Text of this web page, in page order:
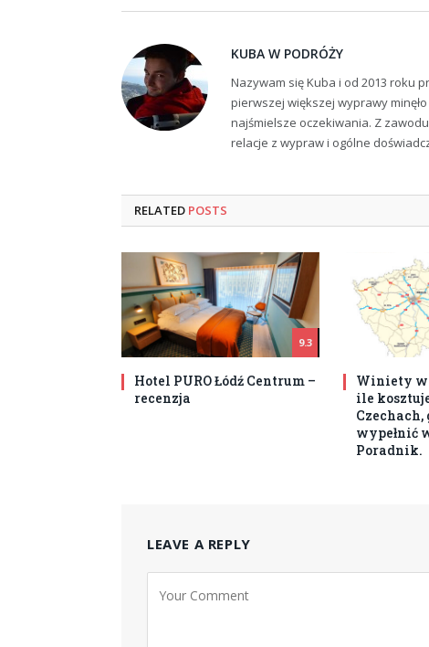
KUBA W PODRÓŻY
Nazywam się Kuba i od 2013 roku
pierwszej większej wyprawy
najśmielsze oczekiwania. Z
relacje z wypraw i ogólne
RELATED POSTS
9.3
Hotel PURO Łódź Centrum –
recenzja
Winiety w
ile
wypełnić
Poradnik.
LEAVE A REPLY